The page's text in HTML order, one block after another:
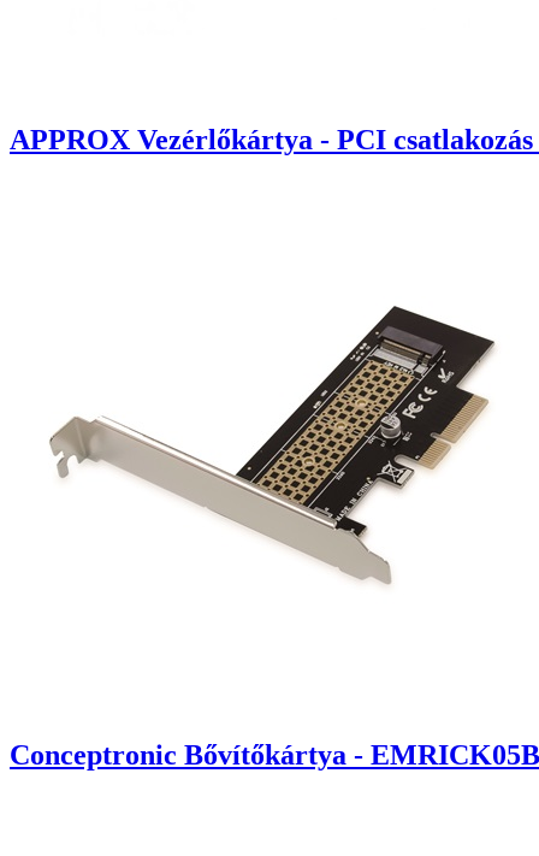
APPROX Vezérlőkártya - PCI
Conceptronic Bővítőkártya -